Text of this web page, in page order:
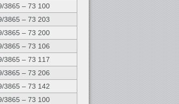
3865 – 73 100
3865 – 73 203
3865 – 73 200
3865 – 73 106
3865 – 73 117
3865 – 73 206
3865 – 73 142
3865 – 73 100